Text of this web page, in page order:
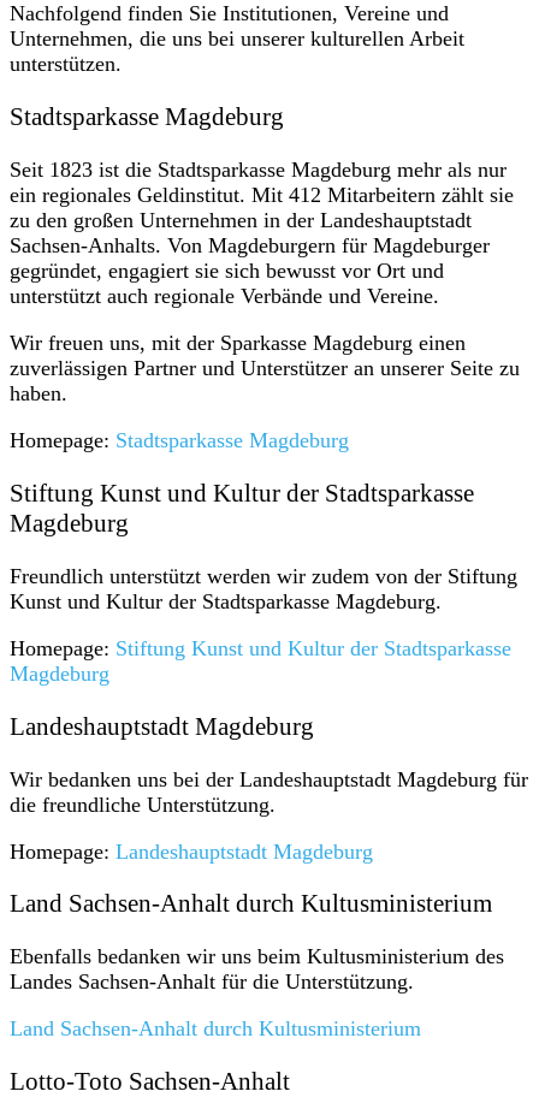
Nachfolgend finden Sie Institutionen, Vereine und
Unternehmen, die uns bei unserer kulturellen Arbeit
unterstützen.
Stadtsparkasse Magdeburg
Seit 1823 ist die Stadtsparkasse Magdeburg mehr als nur
ein regionales Geldinstitut. Mit 412 Mitarbeitern zählt sie
zu den großen Unternehmen in der Landeshauptstadt
Sachsen-Anhalts. Von Magdeburgern für Magdeburger
gegründet, engagiert sie sich bewusst vor Ort und
unterstützt auch regionale Verbände und Vereine.
Wir freuen uns, mit der Sparkasse Magdeburg einen
zuverlässigen Partner und Unterstützer an unserer Seite zu
haben.
Homepage: Stadtsparkasse Magdeburg
Stiftung Kunst und Kultur der Stadtsparkasse
Magdeburg
Freundlich unterstützt werden wir zudem von der Stiftung
Kunst und Kultur der Stadtsparkasse Magdeburg.
Homepage: Stiftung Kunst und Kultur der Stadtsparkasse
Magdeburg
Landeshauptstadt Magdeburg
Wir bedanken uns bei der Landeshauptstadt Magdeburg für
die freundliche Unterstützung.
Homepage: Landeshauptstadt Magdeburg
Land Sachsen-Anhalt durch Kultusministerium
Ebenfalls bedanken wir uns beim Kultusministerium des
Landes Sachsen-Anhalt für die Unterstützung.
Land Sachsen-Anhalt durch Kultusministerium
Lotto-Toto Sachsen-Anhalt